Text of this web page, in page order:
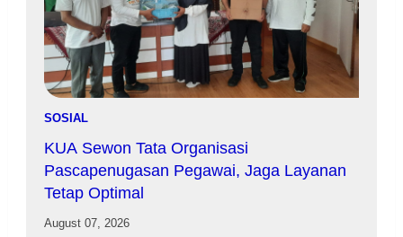
SOSIAL
KUA Sewon Tata Organisasi
Pascapenugasan Pegawai, Jaga Layanan
Tetap Optimal
August 07, 2026